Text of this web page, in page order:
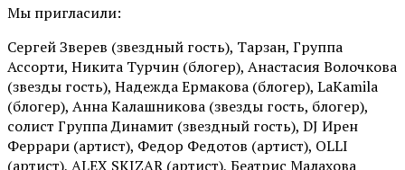
Мы пригласили:
Сергей Зверев (звездный гость), Тарзан, Группа
Ассорти, Никита Турчин (блогер), Анастасия Волочкова
(звезды гость), Надежда Ермакова (блогер), LaKamila
(блогер), Анна Калашникова (звезды гость, блогер),
солист Группа Динамит (звездный гость), DJ Ирен
Феррари (артист), Федор Федотов (артист), OLLI
(артист), ALEX SKIZAR (артист), Беатрис Малахова